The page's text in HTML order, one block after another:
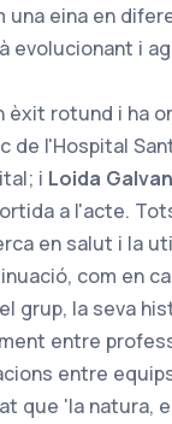
una eina en
evolucionant i
èxit rotund i ha
de l'Hospital
i Loida
a l'acte.
en salut i la
com en
grup, la seva
entre
entre
que 'la natura,